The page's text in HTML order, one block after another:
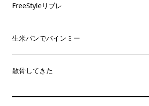
FreeStyleリブレ
生米パンでバインミー
散骨してきた